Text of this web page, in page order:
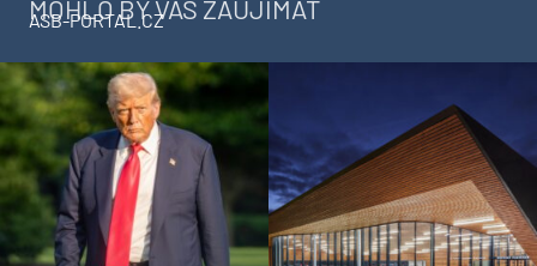
MOHLO BY VÁS ZAUJÍMAŤ
ASB-PORTAL.CZ